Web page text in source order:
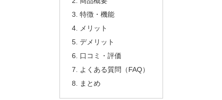
特徴・機能
メリット
デメリット
口コミ・評価
よくある質問（FAQ）
まとめ